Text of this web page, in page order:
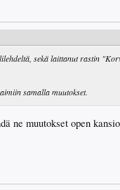
sekä laittanut rastin
samalla muutokset.
ne muutokset open